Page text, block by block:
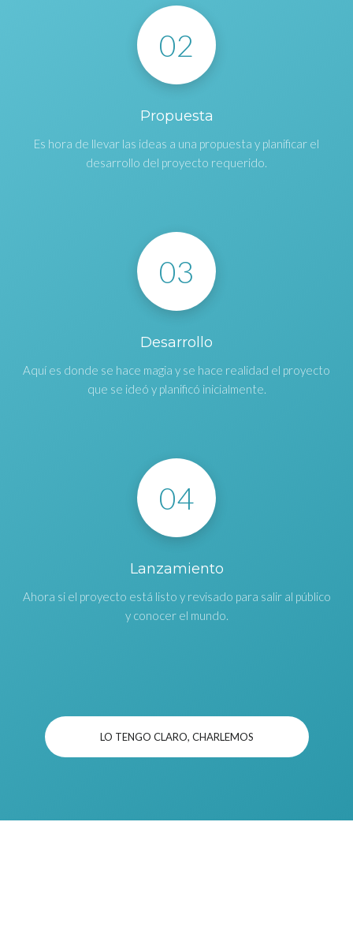
02
Propuesta
Es hora de llevar las ideas a una propuesta y planificar el
desarrollo del proyecto requerido.
03
Desarrollo
Aquí es donde se hace magia y se hace realidad el proyecto
que se ideó y planificó inicialmente.
04
Lanzamiento
Ahora si el proyecto está listo y revisado para salir al público
y conocer el mundo.
LO TENGO CLARO, CHARLEMOS